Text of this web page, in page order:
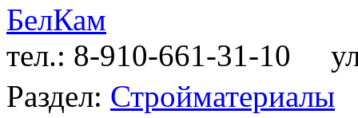
БелКам
тел.: 8-910-661-31-10
Раздел: Стройматериалы